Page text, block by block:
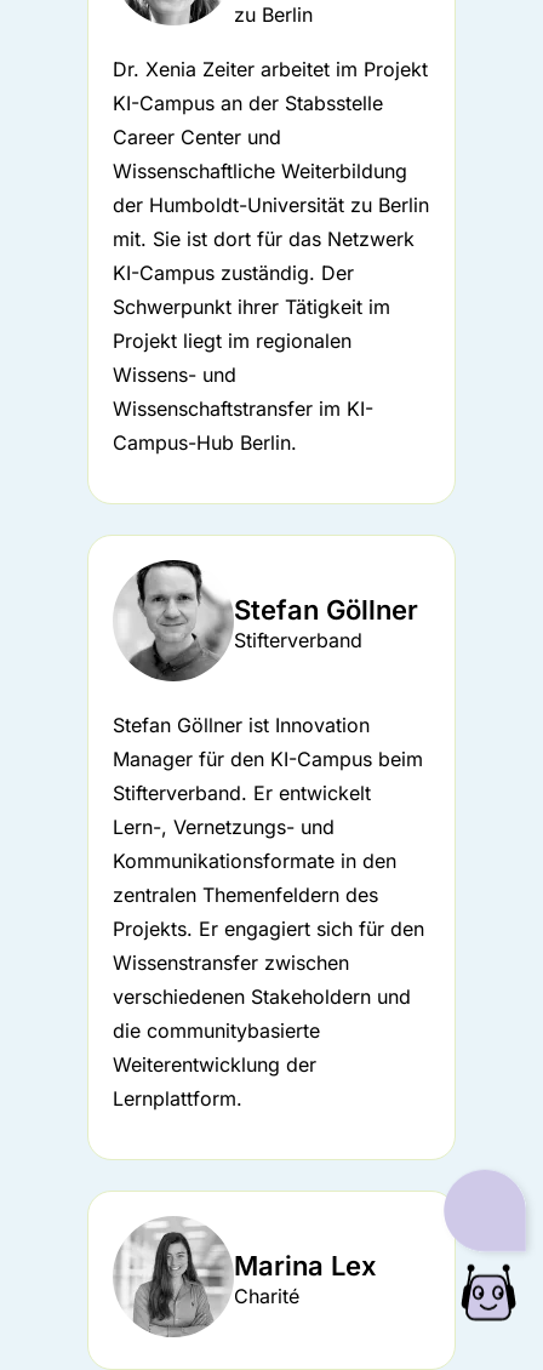
zu Berlin
Dr. Xenia Zeiter arbeitet im Projekt
KI-Campus an der Stabsstelle
Career Center und
Wissenschaftliche Weiterbildung
der Humboldt-Universität zu Berlin
mit. Sie ist dort für das Netzwerk
KI-Campus zuständig. Der
Schwerpunkt ihrer Tätigkeit im
Projekt liegt im regionalen
Wissens- und
Wissenschaftstransfer im KI-
Campus-Hub Berlin.
Stefan Göllner
Stifterverband
Stefan Göllner ist Innovation
Manager für den KI-Campus beim
Stifterverband. Er entwickelt
Lern-, Vernetzungs- und
Kommunikationsformate in den
zentralen Themenfeldern des
Projekts. Er engagiert sich für den
Wissenstransfer zwischen
verschiedenen Stakeholdern und
die communitybasierte
Weiterentwicklung der
Lernplattform.
Marina Lex
Charité